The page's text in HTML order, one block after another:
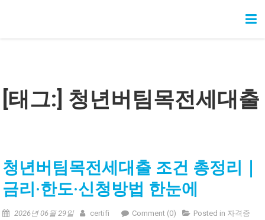
[태그:] 청년버팀목전세대출
청년버팀목전세대출 조건 총정리｜
금리·한도·신청방법 한눈에
2026년 06월 29일 certifi Comment (0) Posted in 자격증